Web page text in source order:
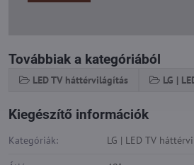
Továbbiak a kategóriából
LED TV háttérvilágítás LG |
Kiegészítő információk
Kategóriák: LG | LED TV